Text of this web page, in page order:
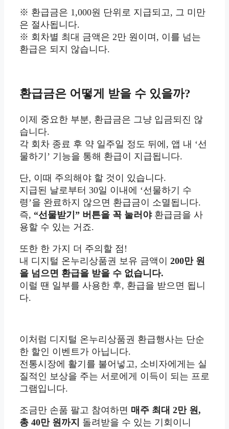
※ 환급금은 1,000원 단위로 지급되고, 그 미만
은 절사됩니다.
※ 회차별 최대 금액은 2만 원이며, 이를 넘는
환급은 되지 않습니다.
환급금은 어떻게 받을 수 있을까?
이제 중요한 부분, 환급금은 그냥 입금되진 않
습니다.
각 회차 종료 후 약 일주일 정도 뒤에, 앱 내 ‘선
물하기’ 기능을 통해 환급이 지급됩니다.
단, 이때 주의해야 할 것이 있습니다.
지급된 날로부터 30일 이내에 ‘선물하기 수
령’을 완료하지 않으면 환급금이 소멸됩니다.
즉, “선물받기” 버튼을 꼭 눌러야환급금을 사
용할 수 있는 거죠.
또한 한 가지 더 주의할 점!
내 디지털 온누리상품권 보유 금액이 200만 원
을 넘으면 환급을 받을 수 없습니다.
이럴 땐 일부를 사용한 후, 환급을 받으면 됩니
다.
이처럼 디지털 온누리상품권 환급행사는 단순
한 할인 이벤트가 아닙니다.
전통시장에 활기를 불어넣고, 소비자에게는 실
질적인 보상을 주는 서로에게 이득이 되는 프로
그램입니다.
조금만 손품 팔고 참여하면 매주 최대 2만 원,
총 40만 원까지 돌려받을 수 있는 기회이니